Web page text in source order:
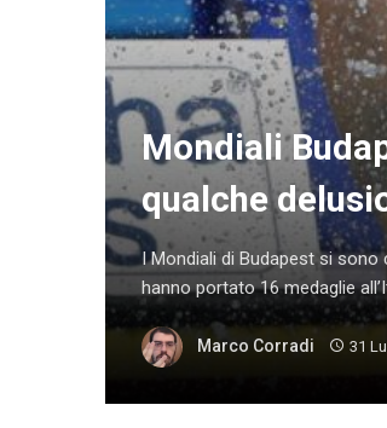
Mondiali
qualche
I Mondiali di Budapest si
hanno portato 16 medaglie
Marco Corradi 31